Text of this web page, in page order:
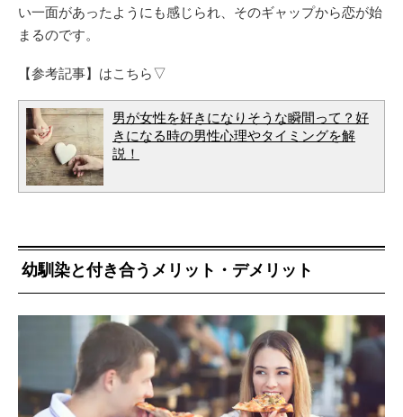
い一面があったようにも感じられ、そのギャップから恋が始
まるのです。
【参考記事】はこちら▽
男が女性を好きになりそうな瞬間って？好
きになる時の男性心理やタイミングを解
説！
幼馴染と付き合うメリット・デメリット